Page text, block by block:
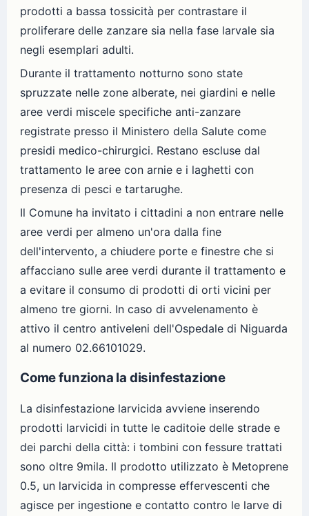
prodotti a bassa tossicità per contrastare il
proliferare delle zanzare sia nella fase larvale sia
negli esemplari adulti.
Durante il trattamento notturno sono state
spruzzate nelle zone alberate, nei giardini e nelle
aree verdi miscele specifiche anti-zanzare
registrate presso il Ministero della Salute come
presidi medico-chirurgici. Restano escluse dal
trattamento le aree con arnie e i laghetti con
presenza di pesci e tartarughe.
Il Comune ha invitato i cittadini a non entrare nelle
aree verdi per almeno un'ora dalla fine
dell'intervento, a chiudere porte e finestre che si
affacciano sulle aree verdi durante il trattamento e
a evitare il consumo di prodotti di orti vicini per
almeno tre giorni. In caso di avvelenamento è
attivo il centro antiveleni dell'Ospedale di Niguarda
al numero 02.66101029.
Come funziona la disinfestazione
La disinfestazione larvicida avviene inserendo
prodotti larvicidi in tutte le caditoie delle strade e
dei parchi della città: i tombini con fessure trattati
sono oltre 9mila. Il prodotto utilizzato è Metoprene
0.5, un larvicida in compresse effervescenti che
agisce per ingestione e contatto contro le larve di